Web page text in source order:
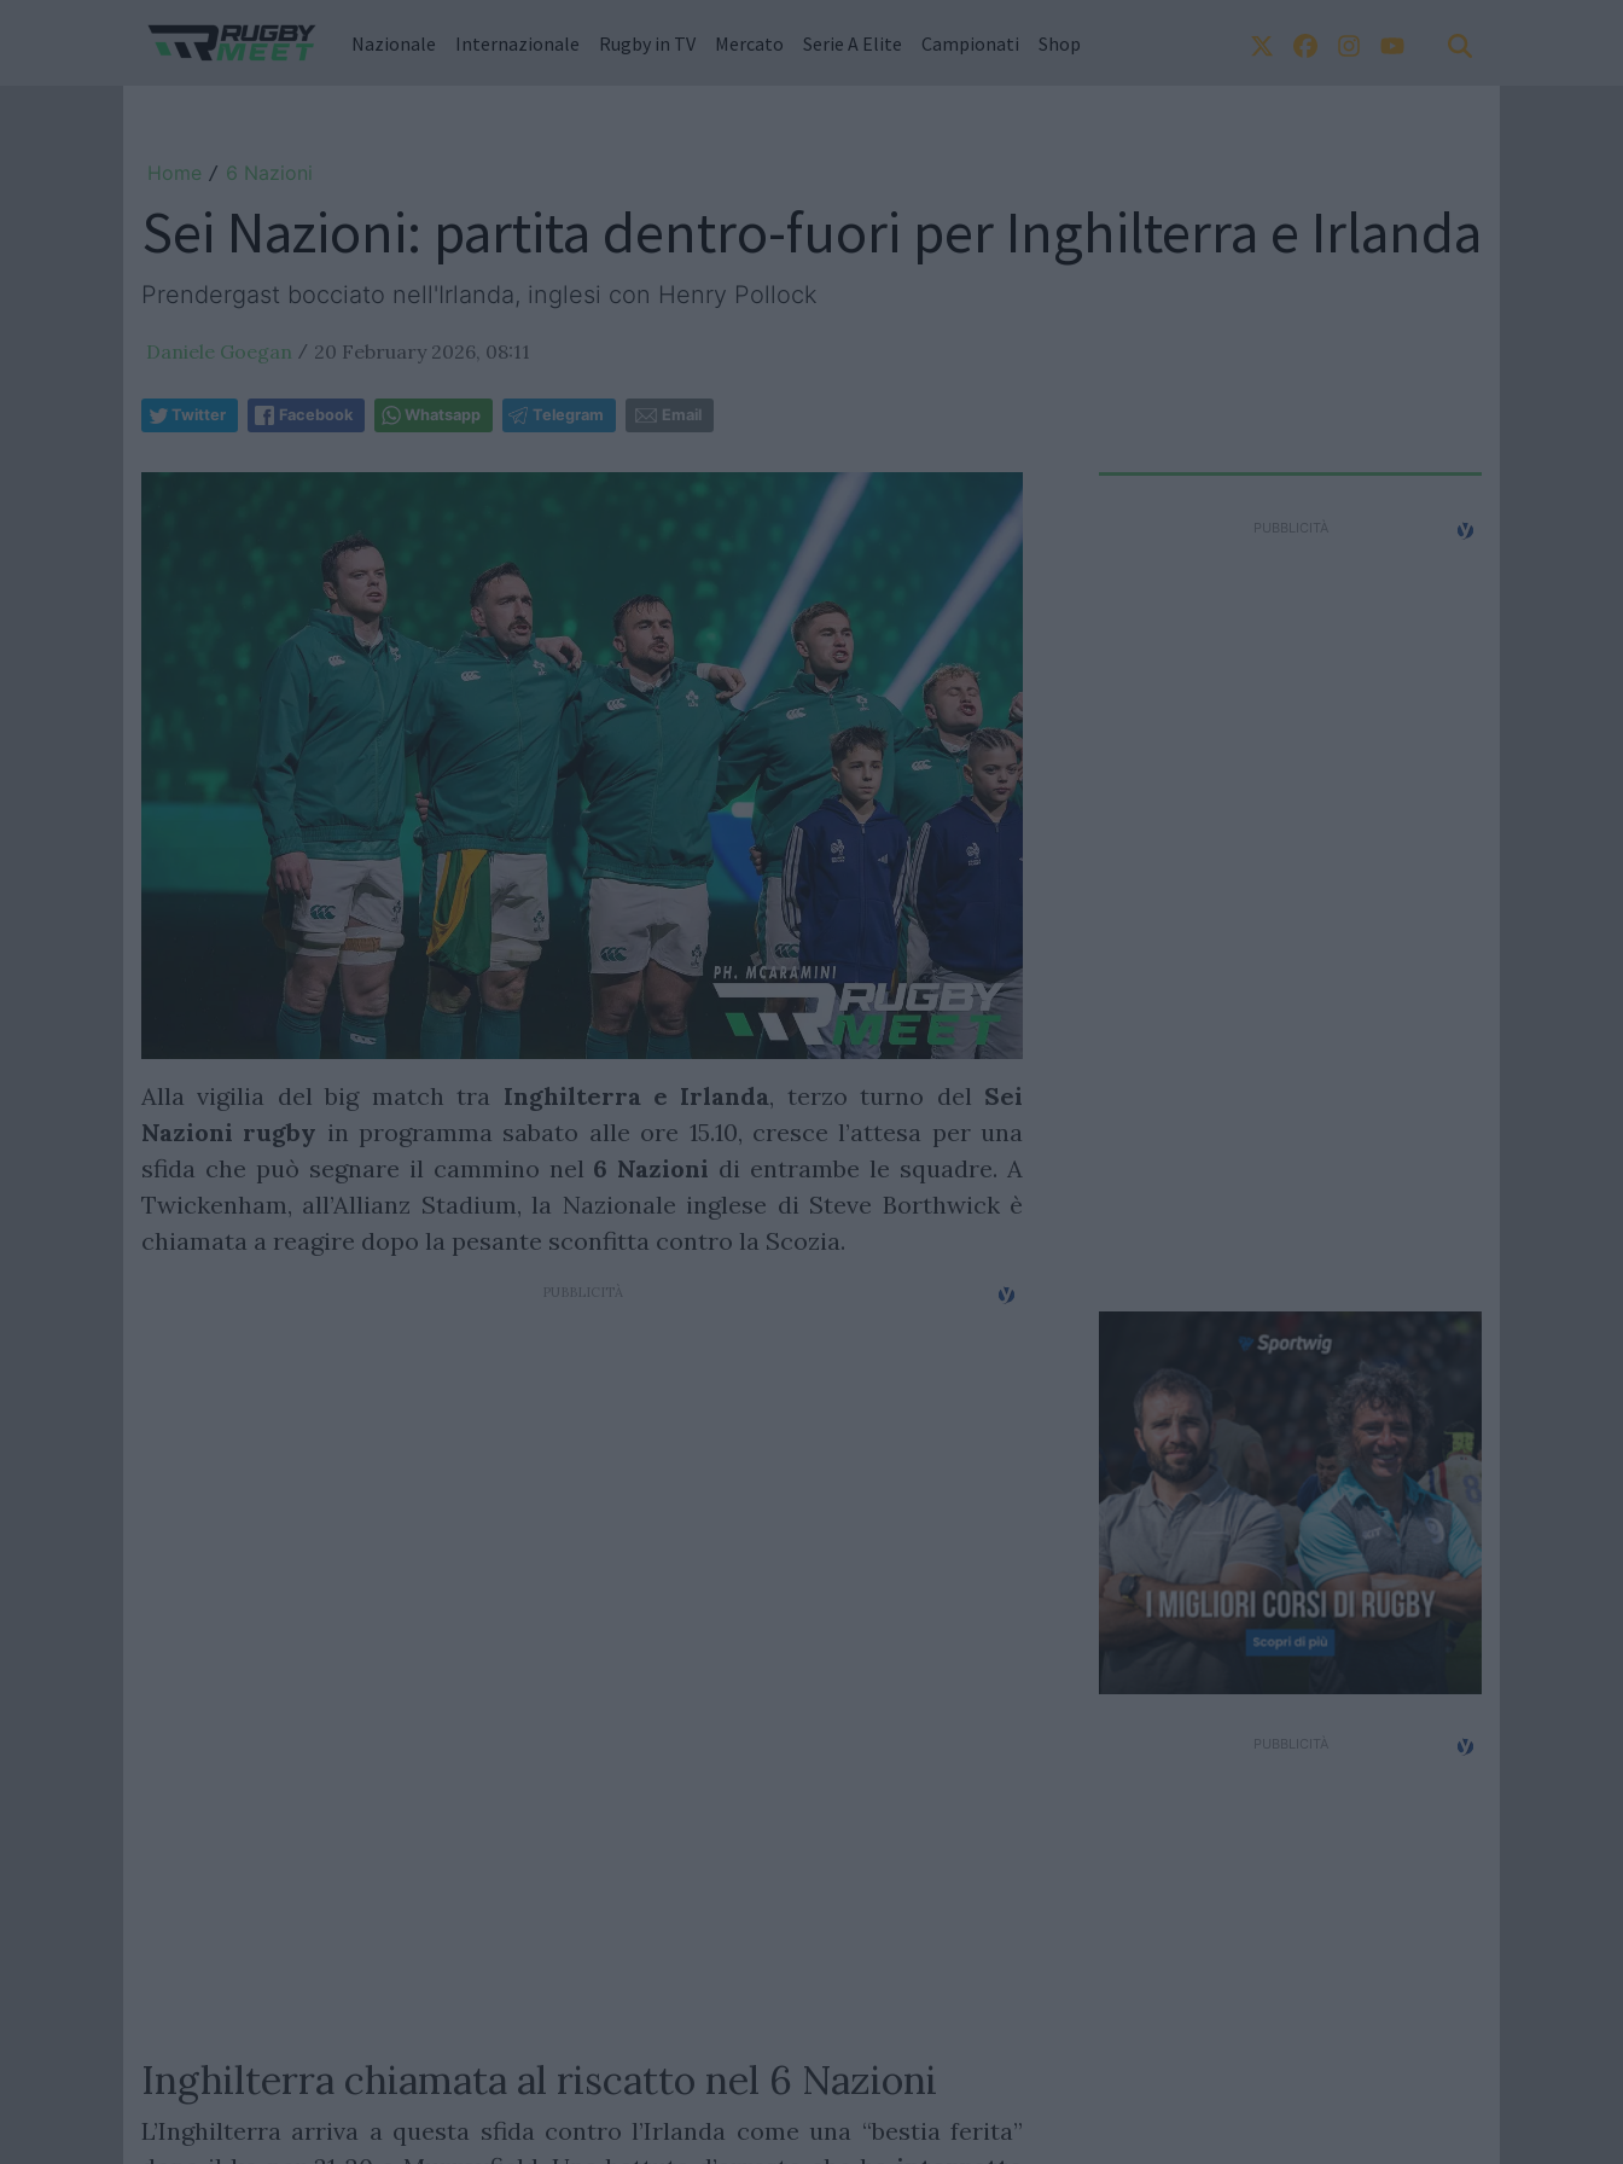
Nazionale Internazionale Rugby in TV Mercato Serie A Elite Campionati Shop
Home / 6 Nazioni
Sei Nazioni: partita dentro-fuori per Inghilterra e Irlanda
Prendergast bocciato nell'Irlanda, inglesi con Henry Pollock
Daniele Goegan / 20 February 2026, 08:11
Twitter Facebook Whatsapp Telegram Email
Alla vigilia del big match tra Inghilterra e Irlanda, terzo turno del Sei
Nazioni rugby in programma sabato alle ore 15.10, cresce l’attesa per una
sfida che può segnare il cammino nel 6 Nazioni di entrambe le squadre. A
Twickenham, all’Allianz Stadium, la Nazionale inglese di Steve Borthwick è
chiamata a reagire dopo la pesante sconfitta contro la Scozia.
Inghilterra chiamata al riscatto nel 6 Nazioni
L’Inghilterra arriva a questa sfida contro l’Irlanda come una “bestia ferita”